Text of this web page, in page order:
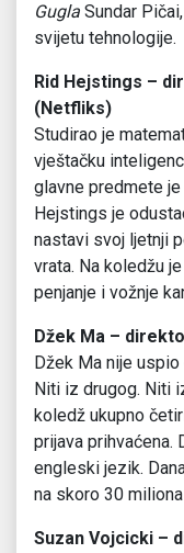
Gugla Sundar
svijetu tehnologije.
Rid Hejstings –
(Netfliks)
Studirao je
vještačku
glavne predmete
Hejstings je
nastavi svoj ljetnji
vrata. Na koledžu
penjanje i vožnje
Džek Ma –
Džek Ma nije
Niti iz drugog. Niti
koledž ukupno
prijava prihvaćena.
engleski jezik.
na skoro 30
Suzan Vojcicki –